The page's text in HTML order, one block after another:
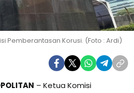
Pemberantasan Korusi. (Foto : Ardi)
– Ketua Komisi